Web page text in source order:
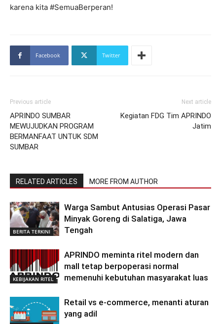
karena kita #SemuaBerperan!
Facebook Twitter
Previous article
APRINDO SUMBAR
MEWUJUDKAN PROGRAM
BERMANFAAT UNTUK SDM
SUMBAR
Next article
Kegiatan FDG Tim APRINDO
Jatim
RELATED ARTICLES MORE FROM AUTHOR
BERITA TERKINI
Warga Sambut Antusias Operasi Pasar
Minyak Goreng di Salatiga, Jawa
Tengah
KEBIJAKAN RITEL
APRINDO meminta ritel modern dan
mall tetap berpoperasi normal
memenuhi kebutuhan masyarakat luas
Retail vs e-commerce, menanti aturan
yang adil